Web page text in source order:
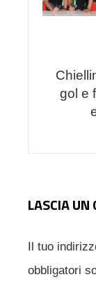
gol e
LASCIA
Il tuo
obbligatori